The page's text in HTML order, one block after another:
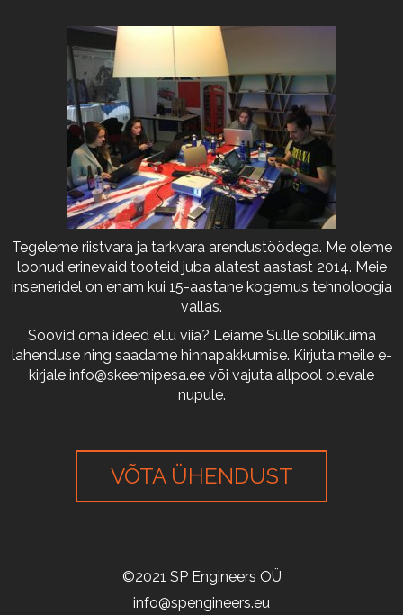
Tegeleme riistvara ja tarkvara arendustöödega. Me oleme
loonud erinevaid tooteid juba alatest aastast 2014. Meie
inseneridel on enam kui 15-aastane kogemus tehnoloogia
vallas.
Soovid oma ideed ellu viia? Leiame Sulle sobilikuima
lahenduse ning saadame hinnapakkumise. Kirjuta meile e-
kirjale info@skeemipesa.ee või vajuta allpool olevale
nupule.
VÕTA ÜHENDUST
©2021 SP Engineers OÜ
info@spengineers.eu